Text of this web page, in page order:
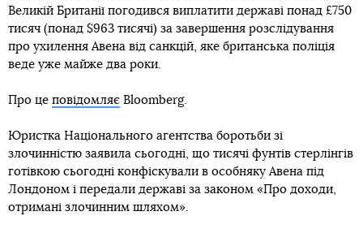
Великій Британії погодився виплатити державі понад £750
тисяч (понад $963 тисячі) за завершення розслідування
про ухилення Авена від санкцій, яке британська поліція
веде уже майже два роки.
Про це повідомляє Bloomberg.
Юристка Національного агентства боротьби зі
злочинністю заявила сьогодні, що тисячі фунтів стерлінгів
готівкою сьогодні конфіскували в особняку Авена під
Лондоном і передали державі за законом «Про доходи,
отримані злочинним шляхом».